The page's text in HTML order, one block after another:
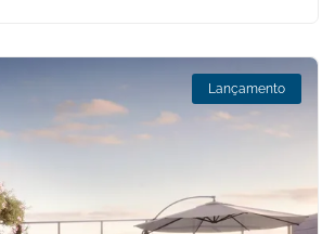
Lançamento